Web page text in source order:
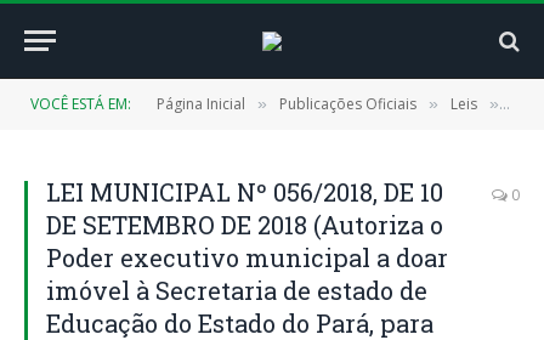
VOCÊ ESTÁ EM: Página Inicial » Publicações Oficiais » Leis »
LEI MUNICIPAL Nº 056/2018, DE 10
DE SETEMBRO DE 2018 (Autoriza o
Poder executivo municipal a doar
imóvel à Secretaria de estado de
Educação do Estado do Pará, para
0